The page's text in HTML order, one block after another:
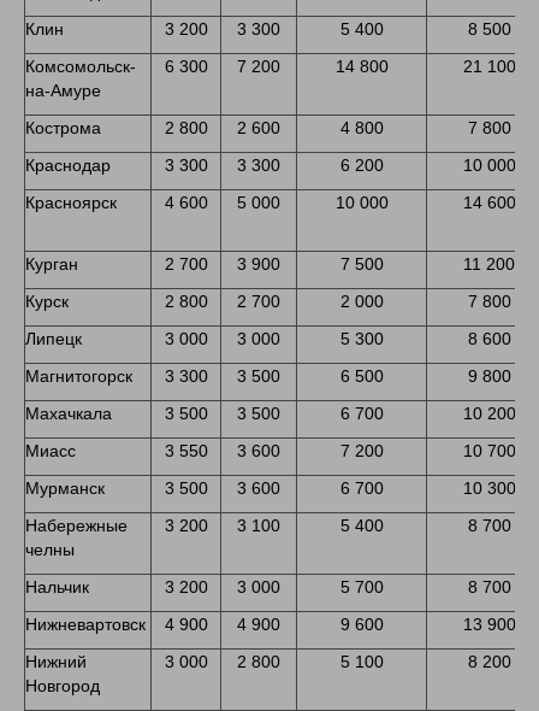
Клин
3 200 3 300 5 400
8 500
Комсомольск-
на-Амуре
6 300 7 200 14 800 21 100
Кострома 2 800 2 600 4 800
7 800
Краснодар
3 300 3 300 6 200
10 000
Красноярск
4 600 5 000 10 000 14 600
Курган 2 700 3 900 7 500
11 200
Курск
2 800 2 700 2 000
7 800
Липецк
3 000 3 000 5 300
8 600
Магнитогорск
3 300 3 500 6 500
9 800
Махачкала
3 500 3 500 6 700
10 200
Миасс
3 550 3 600 7 200
10 700
Мурманск
3 500 3 600 6 700
10 300
Набережные
челны
3 200 3 100 5 400 8 700
Нальчик 3 200 3 000 5 700
8 700
Нижневартовск
4 900 4 900 9 600
13 900
Нижний
Новгород
3 000 2 800 5 100 8 200